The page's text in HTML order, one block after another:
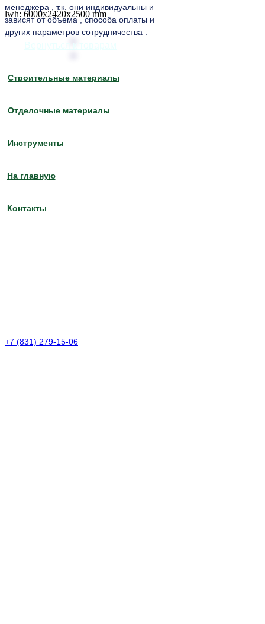
менеджера , т.к. они индивидуальны и
зависят от объема , способа оплаты и
других параметров сотрудничества .
Строительные материалы
Отделочные материалы
Инструменты
На главную
Контакты
+7 (831) 279-15-06
lwh: 6000x2420x2500 mm